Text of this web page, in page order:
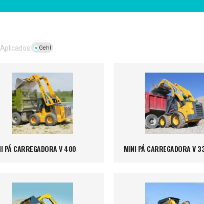
Gehl
PÁ CARREGADORA V 400 MINI PÁ CARREGADORA V